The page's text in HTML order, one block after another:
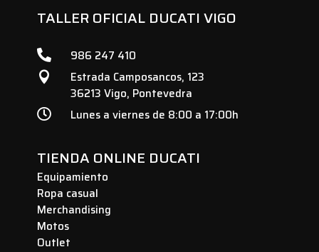
TALLER OFICIAL DUCATI VIGO
 986 247 410

Estrada Camposancos, 123
36213 Vigo, Pontevedra
 Lunes a viernes de 8:00 a 17:00h
TIENDA ONLINE DUCATI
Equipamiento
Ropa casual
Merchandising
Motos
Outlet